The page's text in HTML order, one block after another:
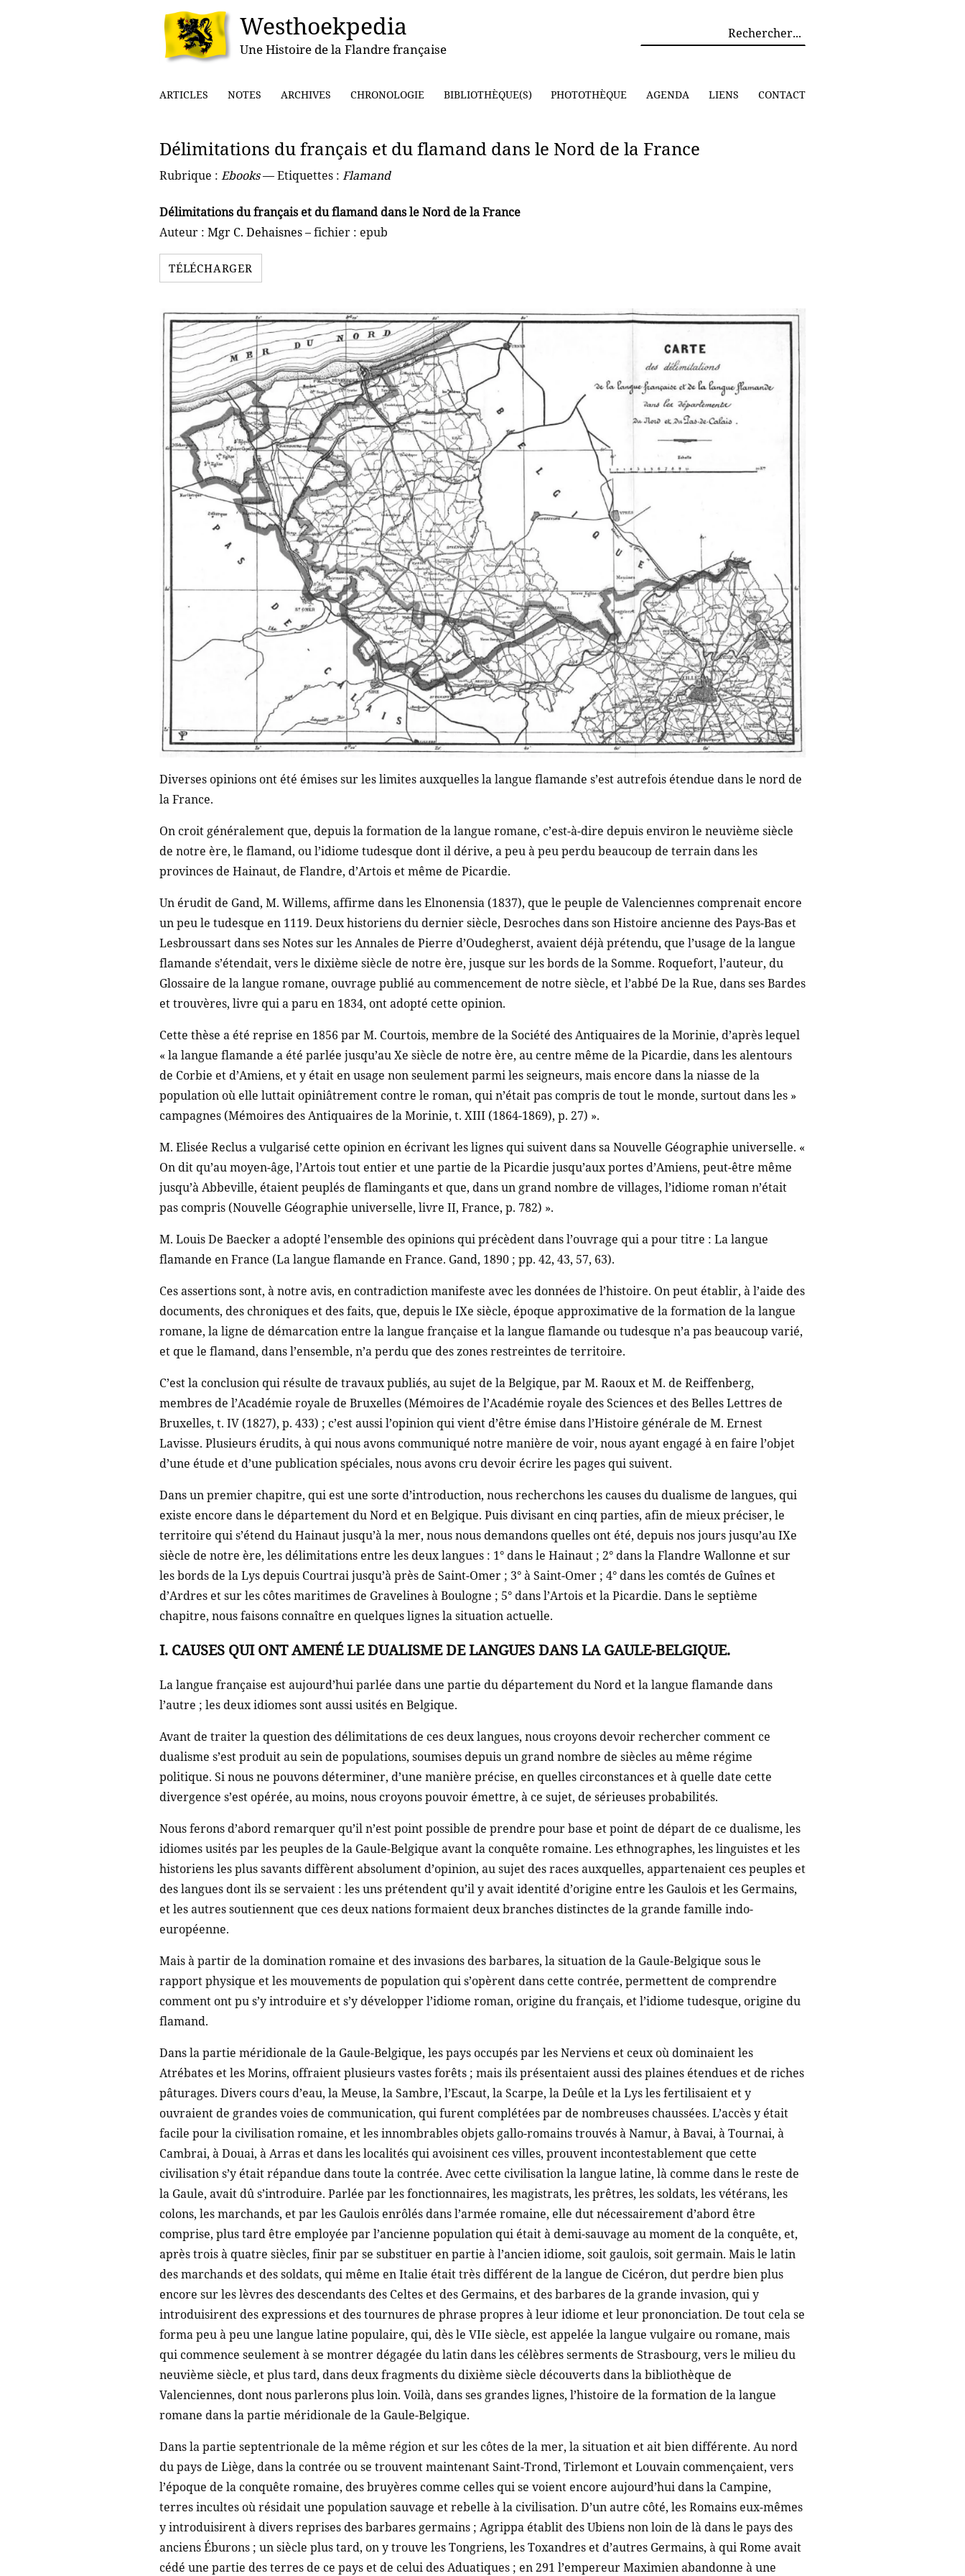
Westhoekpedia
Une Histoire de la Flandre française
ARTICLES NOTES ARCHIVES CHRONOLOGIE BIBLIOTHÈQUE(S) PHOTOTHÈQUE AGENDA LIENS CONTACT
Délimitations du français et du flamand dans le Nord de la France
Rubrique : Ebooks— Etiquettes : Flamand
Délimitations du français et du flamand dans le Nord de la France
Auteur : Mgr C. Dehaisnes– fichier : epub
TÉLÉCHARGER
Diverses opinions ont été émises sur les limites auxquelles la langue flamande s’est autrefois étendue dans le nord de
la France.
On croit généralement que, depuis la formation de la langue romane, c’est-à-dire depuis environ le neuvième siècle
de notre ère, le flamand, ou l’idiome tudesque dont il dérive, a peu à peu perdu beaucoup de terrain dans les
provinces de Hainaut, de Flandre, d’Artois et même de Picardie.
Un érudit de Gand, M. Willems, affirme dans les Elnonensia (1837), que le peuple de Valenciennes comprenait encore
un peu le tudesque en 1119. Deux historiens du dernier siècle, Desroches dans son Histoire ancienne des Pays-Bas et
Lesbroussart dans ses Notes sur les Annales de Pierre d’Oudegherst, avaient déjà prétendu, que l’usage de la langue
flamande s’étendait, vers le dixième siècle de notre ère, jusque sur les bords de la Somme. Roquefort, l’auteur, du
Glossaire de la langue romane, ouvrage publié au commencement de notre siècle, et l’abbé De la Rue, dans ses Bardes
et trouvères, livre qui a paru en 1834, ont adopté cette opinion.
Cette thèse a été reprise en 1856 par M. Courtois, membre de la Société des Antiquaires de la Morinie, d’après lequel
« la langue flamande a été parlée jusqu’au Xe siècle de notre ère, au centre même de la Picardie, dans les alentours
de Corbie et d’Amiens, et y était en usage non seulement parmi les seigneurs, mais encore dans la niasse de la
population où elle luttait opiniâtrement contre le roman, qui n’était pas compris de tout le monde, surtout dans les »
campagnes (Mémoires des Antiquaires de la Morinie, t. XIII (1864-1869), p. 27) ».
M. Elisée Reclus a vulgarisé cette opinion en écrivant les lignes qui suivent dans sa Nouvelle Géographie universelle. «
On dit qu’au moyen-âge, l’Artois tout entier et une partie de la Picardie jusqu’aux portes d’Amiens, peut-être même
jusqu’à Abbeville, étaient peuplés de flamingants et que, dans un grand nombre de villages, l’idiome roman n’était
pas compris (Nouvelle Géographie universelle, livre II, France, p. 782) ».
M. Louis De Baecker a adopté l’ensemble des opinions qui précèdent dans l’ouvrage qui a pour titre : La langue
flamande en France (La langue flamande en France. Gand, 1890 ; pp. 42, 43, 57, 63).
Ces assertions sont, à notre avis, en contradiction manifeste avec les données de l’histoire. On peut établir, à l’aide des
documents, des chroniques et des faits, que, depuis le IXe siècle, époque approximative de la formation de la langue
romane, la ligne de démarcation entre la langue française et la langue flamande ou tudesque n’a pas beaucoup varié,
et que le flamand, dans l’ensemble, n’a perdu que des zones restreintes de territoire.
C’est la conclusion qui résulte de travaux publiés, au sujet de la Belgique, par M. Raoux et M. de Reiffenberg,
membres de l’Académie royale de Bruxelles (Mémoires de l’Académie royale des Sciences et des Belles Lettres de
Bruxelles, t. IV (1827), p. 433) ; c’est aussi l’opinion qui vient d’être émise dans l’Histoire générale de M. Ernest
Lavisse. Plusieurs érudits, à qui nous avons communiqué notre manière de voir, nous ayant engagé à en faire l’objet
d’une étude et d’une publication spéciales, nous avons cru devoir écrire les pages qui suivent.
Dans un premier chapitre, qui est une sorte d’introduction, nous recherchons les causes du dualisme de langues, qui
existe encore dans le département du Nord et en Belgique. Puis divisant en cinq parties, afin de mieux préciser, le
territoire qui s’étend du Hainaut jusqu’à la mer, nous nous demandons quelles ont été, depuis nos jours jusqu’au IXe
siècle de notre ère, les délimitations entre les deux langues : 1° dans le Hainaut ; 2° dans la Flandre Wallonne et sur
les bords de la Lys depuis Courtrai jusqu’à près de Saint-Omer ; 3° à Saint-Omer ; 4° dans les comtés de Guînes et
d’Ardres et sur les côtes maritimes de Gravelines à Boulogne ; 5° dans l’Artois et la Picardie. Dans le septième
chapitre, nous faisons connaître en quelques lignes la situation actuelle.
I. CAUSES QUI ONT AMENÉ LE DUALISME DE LANGUES DANS LA GAULE-BELGIQUE.
La langue française est aujourd’hui parlée dans une partie du département du Nord et la langue flamande dans
l’autre ; les deux idiomes sont aussi usités en Belgique.
Avant de traiter la question des délimitations de ces deux langues, nous croyons devoir rechercher comment ce
dualisme s’est produit au sein de populations, soumises depuis un grand nombre de siècles au même régime
politique. Si nous ne pouvons déterminer, d’une manière précise, en quelles circonstances et à quelle date cette
divergence s’est opérée, au moins, nous croyons pouvoir émettre, à ce sujet, de sérieuses probabilités.
Nous ferons d’abord remarquer qu’il n’est point possible de prendre pour base et point de départ de ce dualisme, les
idiomes usités par les peuples de la Gaule-Belgique avant la conquête romaine. Les ethnographes, les linguistes et les
historiens les plus savants diffèrent absolument d’opinion, au sujet des races auxquelles, appartenaient ces peuples et
des langues dont ils se servaient : les uns prétendent qu’il y avait identité d’origine entre les Gaulois et les Germains,
et les autres soutiennent que ces deux nations formaient deux branches distinctes de la grande famille indo-
européenne.
Mais à partir de la domination romaine et des invasions des barbares, la situation de la Gaule-Belgique sous le
rapport physique et les mouvements de population qui s’opèrent dans cette contrée, permettent de comprendre
comment ont pu s’y introduire et s’y développer l’idiome roman, origine du français, et l’idiome tudesque, origine du
flamand.
Dans la partie méridionale de la Gaule-Belgique, les pays occupés par les Nerviens et ceux où dominaient les
Atrébates et les Morins, offraient plusieurs vastes forêts ; mais ils présentaient aussi des plaines étendues et de riches
pâturages. Divers cours d’eau, la Meuse, la Sambre, l’Escaut, la Scarpe, la Deûle et la Lys les fertilisaient et y
ouvraient de grandes voies de communication, qui furent complétées par de nombreuses chaussées. L’accès y était
facile pour la civilisation romaine, et les innombrables objets gallo-romains trouvés à Namur, à Bavai, à Tournai, à
Cambrai, à Douai, à Arras et dans les localités qui avoisinent ces villes, prouvent incontestablement que cette
civilisation s’y était répandue dans toute la contrée. Avec cette civilisation la langue latine, là comme dans le reste de
la Gaule, avait dû s’introduire. Parlée par les fonctionnaires, les magistrats, les prêtres, les soldats, les vétérans, les
colons, les marchands, et par les Gaulois enrôlés dans l’armée romaine, elle dut nécessairement d’abord être
comprise, plus tard être employée par l’ancienne population qui était à demi-sauvage au moment de la conquête, et,
après trois à quatre siècles, finir par se substituer en partie à l’ancien idiome, soit gaulois, soit germain. Mais le latin
des marchands et des soldats, qui même en Italie était très différent de la langue de Cicéron, dut perdre bien plus
encore sur les lèvres des descendants des Celtes et des Germains, et des barbares de la grande invasion, qui y
introduisirent des expressions et des tournures de phrase propres à leur idiome et leur prononciation. De tout cela se
forma peu à peu une langue latine populaire, qui, dès le VIIe siècle, est appelée la langue vulgaire ou romane, mais
qui commence seulement à se montrer dégagée du latin dans les célèbres serments de Strasbourg, vers le milieu du
neuvième siècle, et plus tard, dans deux fragments du dixième siècle découverts dans la bibliothèque de
Valenciennes, dont nous parlerons plus loin. Voilà, dans ses grandes lignes, l’histoire de la formation de la langue
romane dans la partie méridionale de la Gaule-Belgique.
Dans la partie septentrionale de la même région et sur les côtes de la mer, la situation et ait bien différente. Au nord
du pays de Liège, dans la contrée ou se trouvent maintenant Saint-Trond, Tirlemont et Louvain commençaient, vers
l’époque de la conquête romaine, des bruyères comme celles qui se voient encore aujourd’hui dans la Campine,
terres incultes où résidait une population sauvage et rebelle à la civilisation. D’un autre côté, les Romains eux-mêmes
y introduisirent à divers reprises des barbares germains ; Agrippa établit des Ubiens non loin de là dans le pays des
anciens Éburons ; un siècle plus tard, on y trouve les Tongriens, les Toxandres et d’autres Germains, à qui Rome avait
cédé une partie des terres de ce pays et de celui des Aduatiques ; en 291 l’empereur Maximien abandonne à une